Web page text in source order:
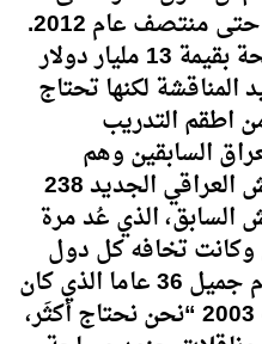
تشغيلها، والدبابات لن تصل حتى منتصف عام 2012.
اضافة لذلك فان للعراق اسلحة بقيمة 13 مليار دولار
المناقشة لكنها تحتاج
اطقم التدريب
السابقين وهم
حانقون لان عدد افراد الجيش العراقي الجديد 238
السابق، الذي عُد مرة
الف مقاتل وكانت تخافه كل دول
المنطقة.ويقول النقيب هشام جميل 36 عاما الذي كان
آمراً لطاقم دبابة أثناء حرب 2003 “نحن نحتاج أكثَر،